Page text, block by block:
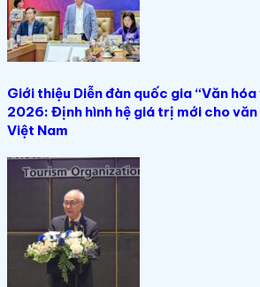
Giới thiệu Diễn đàn quốc gia “Văn
2026: Định hình hệ giá trị mới cho
Việt Nam